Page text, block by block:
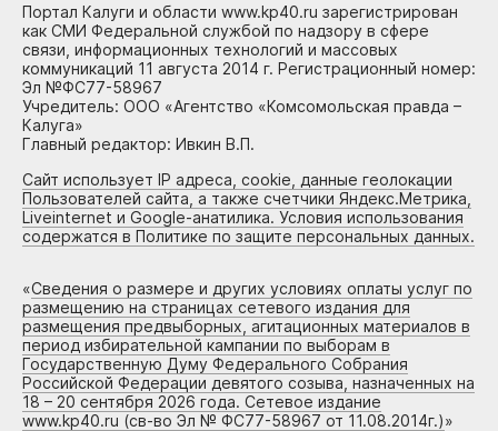
Портал Калуги и области www.kp40.ru зарегистрирован
как СМИ Федеральной службой по надзору в сфере
связи, информационных технологий и массовых
коммуникаций 11 августа 2014 г. Регистрационный номер:
Эл №ФС77-58967
Учредитель: ООО «Агентство «Комсомольская правда –
Калуга»
Главный редактор: Ивкин В.П.
Сайт использует IP адреса, cookie, данные геолокации
Пользователей сайта, а также счетчики Яндекс.Метрика,
Liveinternet и Google-анатилика. Условия использования
содержатся в Политике по защите персональных данных.
«Сведения о размере и других условиях оплаты услуг по
размещению на страницах сетевого издания для
размещения предвыборных, агитационных материалов в
период избирательной кампании по выборам в
Государственную Думу Федерального Собрания
Российской Федерации девятого созыва, назначенных на
18 – 20 сентября 2026 года. Сетевое издание
www.kp40.ru (св-во Эл № ФС77-58967 от 11.08.2014г.)»